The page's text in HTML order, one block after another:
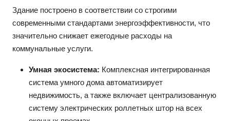
Здание построено в соответствии со строгими
современными стандартами энергоэффективности, что
значительно снижает ежегодные расходы на
коммунальные услуги.
Умная экосистема: Комплексная интегрированная
система умного дома автоматизирует
недвижимость, а также включает централизованную
систему электрических роллетных штор на всех